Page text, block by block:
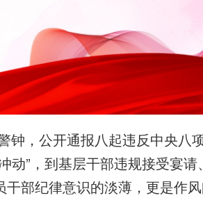
钟，公开通报八起违反中央八
动”，到基层干部违规接受宴请
部纪律意识的淡薄，更是作